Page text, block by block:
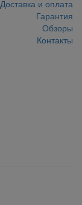
Доставка и оплата
Гарантия
Обзоры
Контакты